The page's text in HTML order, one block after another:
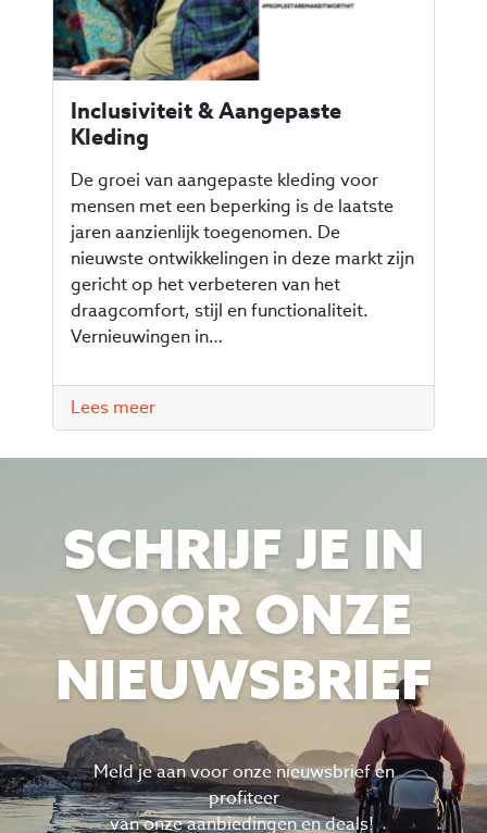
Inclusiviteit & Aangepaste
Kleding
De groei van aangepaste kleding voor
mensen met een beperking is de laatste
jaren aanzienlijk toegenomen. De
nieuwste ontwikkelingen in deze markt zijn
gericht op het verbeteren van het
draagcomfort, stijl en functionaliteit.
Vernieuwingen in…
Lees meer
SCHRIJF JE IN
VOOR ONZE
NIEUWSBRIEF
Meld je aan voor onze nieuwsbrief en
profiteer
vanonze aanbiedingen en deals!